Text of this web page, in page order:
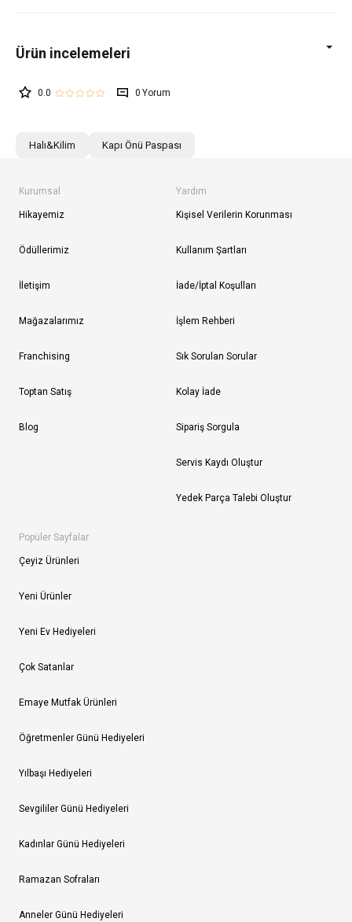
0.0 0
Halı&Kilim Kapı Önü Paspası
Kurumsal
Hikayemiz
Ödüllerimiz
İletişim
Mağazalarımız
Franchising
Toptan Satış
Blog
Yardım
Kişisel Verilerin Korunması
Kullanım Şartları
İade/İptal Koşulları
İşlem Rehberi
Sık Sorulan Sorular
Kolay İade
Sipariş Sorgula
Servis Kaydı Oluştur
Yedek Parça Talebi Oluştur
Popüler Sayfalar
Çeyiz Ürünleri
Yeni Ürünler
Yeni Ev Hediyeleri
Çok Satanlar
Emaye Mutfak Ürünleri
Öğretmenler Günü Hediyeleri
Yılbaşı Hediyeleri
Sevgililer Günü Hediyeleri
Kadınlar Günü Hediyeleri
Ramazan Sofraları
Anneler Günü Hediyeleri